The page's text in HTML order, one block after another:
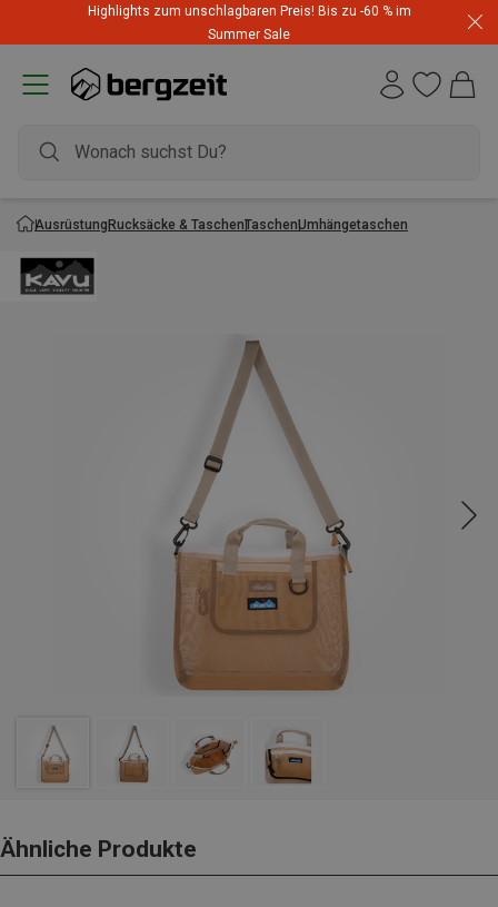
Highlights zum unschlagbaren Preis! Bis zu -60 % im
Summer Sale
AusrüstungRucksäcke & TaschenTaschenUmhängetaschen
Ähnliche Produkte